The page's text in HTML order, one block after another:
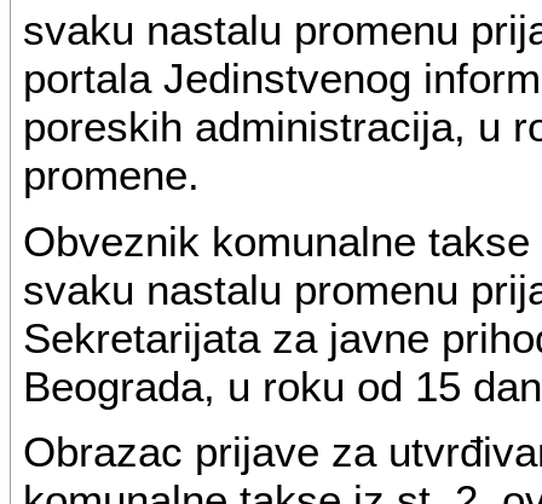
svaku nastalu promenu
portala Jedinstvenog
poreskih administracija, u
promene.
Obveznik komunalne
svaku nastalu promenu
Sekretarijata za javne
Beograda, u roku od 15
Obrazac prijave za